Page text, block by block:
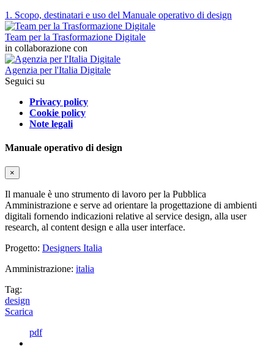
1. Scopo, destinatari e uso del Manuale operativo di design
Team per la Trasformazione Digitale
in collaborazione con
Agenzia per l'Italia Digitale
Seguici su
Privacy policy
Cookie policy
Note legali
Manuale operativo di design
×
Il manuale è uno strumento di lavoro per la Pubblica
Amministrazione e serve ad orientare la progettazione di ambienti
digitali fornendo indicazioni relative al service design, alla user
research, al content design e alla user interface.
Progetto: Designers Italia
Amministrazione: italia
Tag:
design
Scarica
pdf